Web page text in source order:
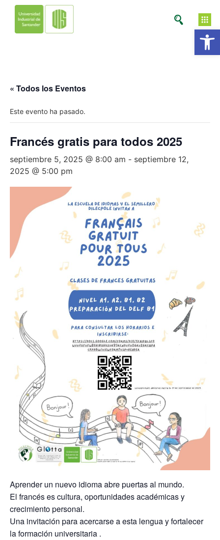
« Todos los Eventos
Este evento ha pasado.
Francés gratis para todos 2025
septiembre 5, 2025 @ 8:00 am - septiembre 12,
2025 @ 5:00 pm
Aprender un nuevo idioma abre puertas al mundo.
El francés es cultura, oportunidades académicas y
crecimiento personal.
Una invitación para acercarse a esta lengua y fortalecer
la formación universitaria .